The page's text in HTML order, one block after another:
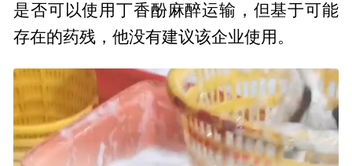
是否可以使用丁香酚麻醉运输，但基于可能
存在的药残，他没有建议该企业使用。